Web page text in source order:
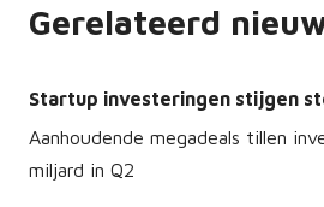
Gerelateerd
Startup investeringen stijgen
Aanhoudende megadeals tillen
miljard in Q2